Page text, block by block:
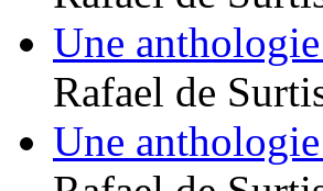
Une
Rafael de
Une